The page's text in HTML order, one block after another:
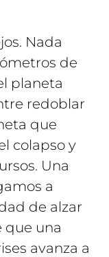
Nada
de
planeta
redoblar
que
colapso y
Una
a
de alzar
que una
avanza a